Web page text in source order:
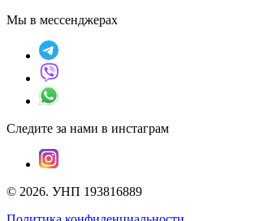
Мы в мессенджерах
Следите за нами в инстаграм
© 2026. УНП 193816889